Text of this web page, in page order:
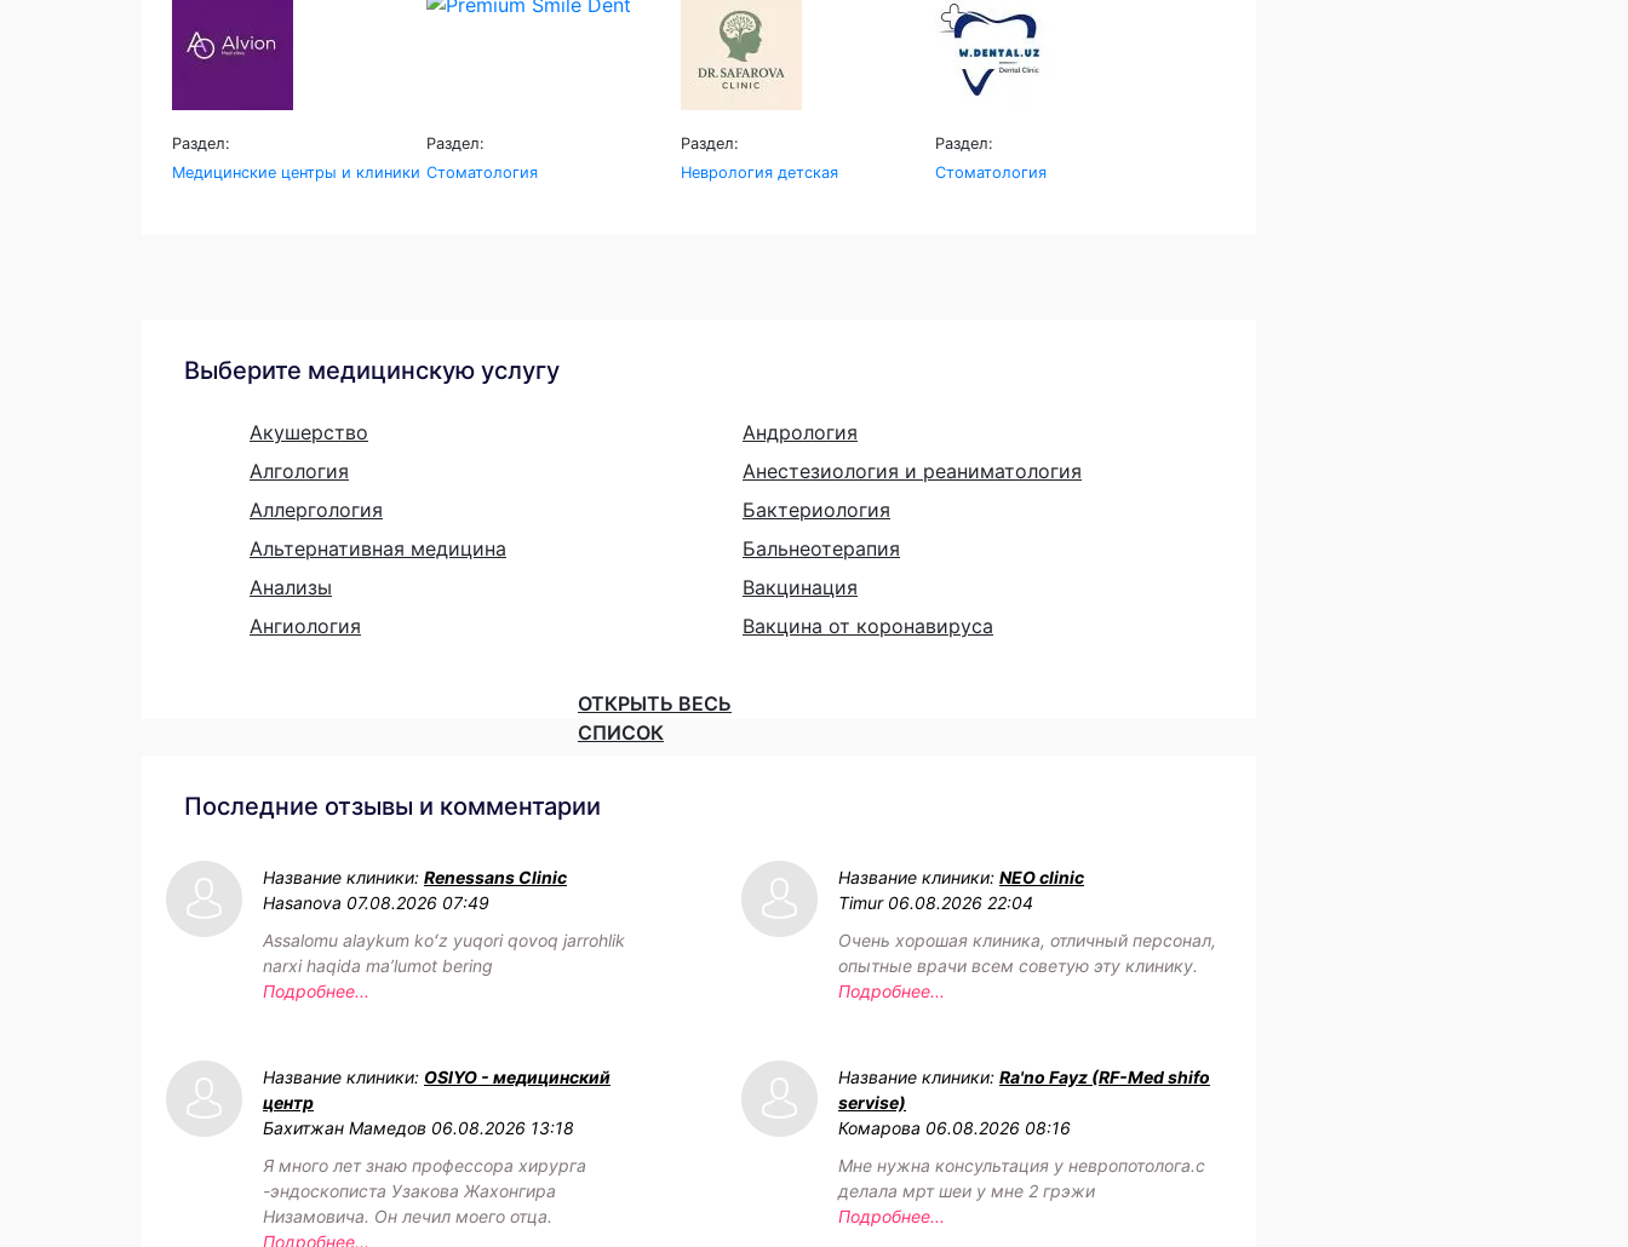
Раздел:
Медицинские центры и клиники
Раздел:
Стоматология
Раздел:
Неврология детская
Раздел:
Стоматология
Выберите медицинскую услугу
Акушерство
Алгология
Аллергология
Альтернативная медицина
Анализы
Ангиология
Андрология
Анестезиология и реаниматология
Бактериология
Бальнеотерапия
Вакцинация
Вакцина от коронавируса
ОТКРЫТЬ ВЕСЬ
СПИСОК
Последние отзывы и комментарии
Название клиники: Renessans Clinic
Hasanova 07.08.2026 07:49
Assalomu alaykum koʻz yuqori qovoq jarrohlik
narxi haqida maʼlumot bering
Подробнее...
Название клиники: NEO clinic
Timur 06.08.2026 22:04
Очень хорошая клиника, отличный персонал,
опытные врачи всем советую эту клинику.
Подробнее...
Название клиники: OSIYO - медицинский
центр
Бахитжан Мамедов 06.08.2026 13:18
Я много лет знаю профессора хирурга
-эндоскописта Узакова Жахонгира
Низамовича. Он лечил моего отца.
Подробнее...
Название клиники: Ra'no Fayz (RF-Med shifo
servise)
Комарова 06.08.2026 08:16
Мне нужна консультация у невропотолога.с
делала мрт шеи у мне 2 грэжи
Подробнее...